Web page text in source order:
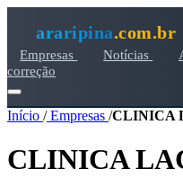
araripina.com.br
Empresas Notícias
correção
Início /Empresas /CLINICA
CLINICA